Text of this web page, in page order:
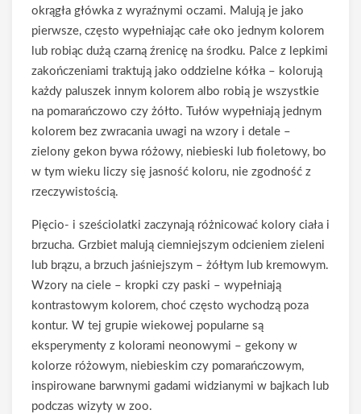
okrągła główka z wyraźnymi oczami. Malują je jako
pierwsze, często wypełniając całe oko jednym kolorem
lub robiąc dużą czarną źrenicę na środku. Palce z lepkimi
zakończeniami traktują jako oddzielne kółka – kolorują
każdy paluszek innym kolorem albo robią je wszystkie
na pomarańczowo czy żółto. Tułów wypełniają jednym
kolorem bez zwracania uwagi na wzory i detale –
zielony gekon bywa różowy, niebieski lub fioletowy, bo
w tym wieku liczy się jasność koloru, nie zgodność z
rzeczywistością.
Pięcio- i sześciolatki zaczynają różnicować kolory ciała i
brzucha. Grzbiet malują ciemniejszym odcieniem zieleni
lub brązu, a brzuch jaśniejszym – żółtym lub kremowym.
Wzory na ciele – kropki czy paski – wypełniają
kontrastowym kolorem, choć często wychodzą poza
kontur. W tej grupie wiekowej popularne są
eksperymenty z kolorami neonowymi – gekony w
kolorze różowym, niebieskim czy pomarańczowym,
inspirowane barwnymi gadami widzianymi w bajkach lub
podczas wizyty w zoo.